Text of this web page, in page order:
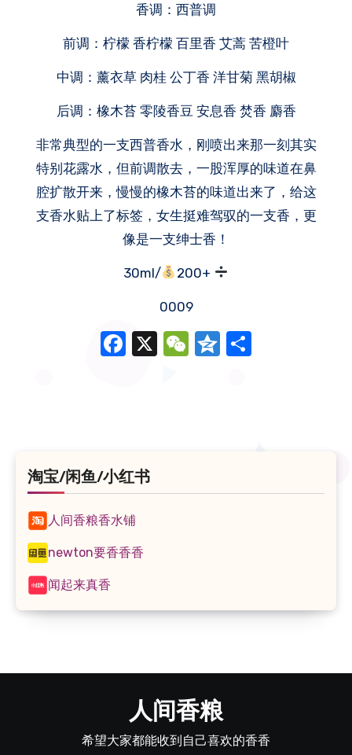
香调：西普调
前调：柠檬 香柠檬 百里香 艾蒿 苦橙叶
中调：薰衣草 肉桂 公丁香 洋甘菊 黑胡椒
后调：橡木苔 零陵香豆 安息香 焚香 麝香
非常典型的一支西普香水，刚喷出来那一刻其实
特别花露水，但前调散去，一股浑厚的味道在鼻
腔扩散开来，慢慢的橡木苔的味道出来了，给这
支香水贴上了标签，女生挺难驾驭的一支香，更
像是一支绅士香！
30ml/ 200+
0009
Facebook
X WeChat
Qzone
淘宝/闲鱼/小红书
人间香粮香水铺
newton要香香香
闻起来真香
人间香粮
希望大家都能收到自己喜欢的香香